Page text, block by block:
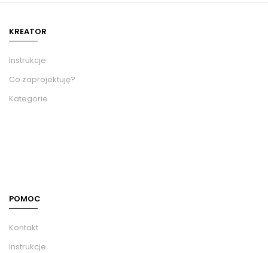
KREATOR
Instrukcje
Co zaprojektuję?
Kategorie
POMOC
Kontakt
Instrukcje